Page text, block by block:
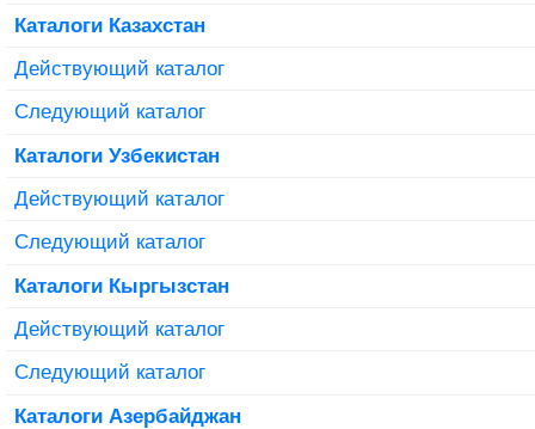
Каталоги Казахстан
Действующий каталог
Следующий каталог
Каталоги Узбекистан
Действующий каталог
Следующий каталог
Каталоги Кыргызстан
Действующий каталог
Следующий каталог
Каталоги Азербайджан